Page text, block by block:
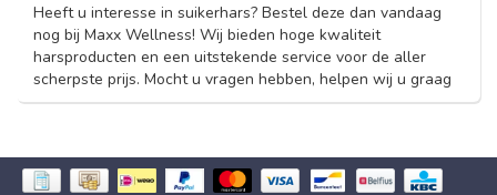
Heeft u interesse in suikerhars? Bestel deze dan vandaag
nog bij Maxx Wellness! Wij bieden hoge kwaliteit
harsproducten en een uitstekende service voor de aller
scherpste prijs. Mocht u vragen hebben, helpen wij u graag